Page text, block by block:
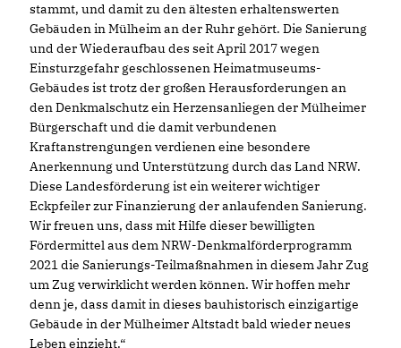
stammt, und damit zu den ältesten erhaltenswerten
Gebäuden in Mülheim an der Ruhr gehört. Die Sanierung
und der Wiederaufbau des seit April 2017 wegen
Einsturzgefahr geschlossenen Heimatmuseums-
Gebäudes ist trotz der großen Herausforderungen an
den Denkmalschutz ein Herzensanliegen der Mülheimer
Bürgerschaft und die damit verbundenen
Kraftanstrengungen verdienen eine besondere
Anerkennung und Unterstützung durch das Land NRW.
Diese Landesförderung ist ein weiterer wichtiger
Eckpfeiler zur Finanzierung der anlaufenden Sanierung.
Wir freuen uns, dass mit Hilfe dieser bewilligten
Fördermittel aus dem NRW-Denkmalförderprogramm
2021 die Sanierungs-Teilmaßnahmen in diesem Jahr Zug
um Zug verwirklicht werden können. Wir hoffen mehr
denn je, dass damit in dieses bauhistorisch einzigartige
Gebäude in der Mülheimer Altstadt bald wieder neues
Leben einzieht.“